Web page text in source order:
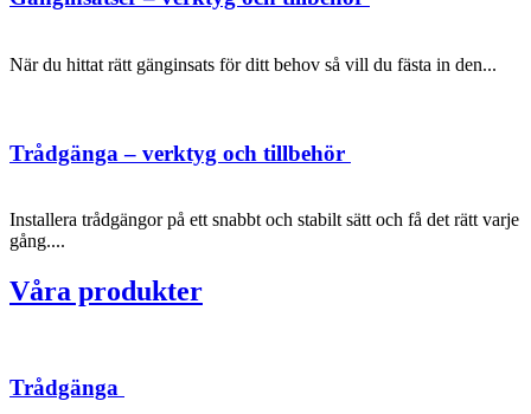
När du hittat rätt gänginsats för ditt behov så vill du fästa in den...
Trådgänga – verktyg och tillbehör
Installera trådgängor på ett snabbt och stabilt sätt och få det rätt varje
gång....
Våra produkter
Trådgänga